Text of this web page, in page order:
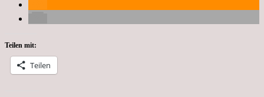
Teilen mit:
Teilen